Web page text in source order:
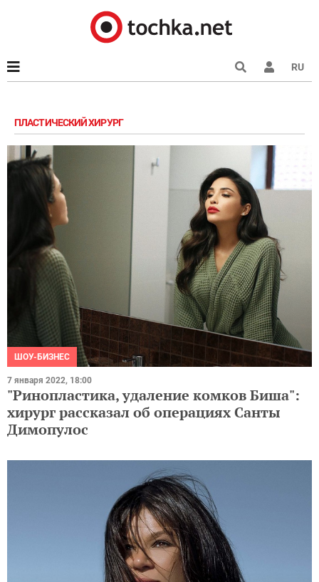
RU
ПЛАСТИЧЕСКИЙ ХИРУРГ
ШОУ-БИЗНЕС
7 января 2022, 18:00
"Ринопластика, удаление комков Биша":
хирург рассказал об операциях Санты
Димопулос